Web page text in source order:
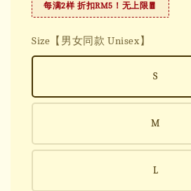
每满2样 折扣RM5！无上限🧧
Size【男女同款 Unisex】
S
M
L